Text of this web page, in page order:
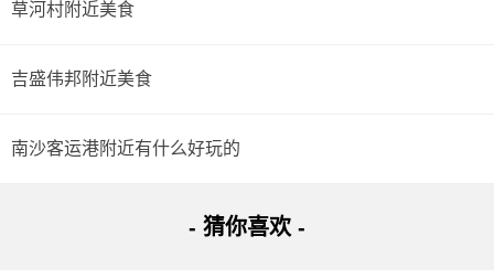
草河村附近美食
吉盛伟邦附近美食
南沙客运港附近有什么好玩的
- 猜你喜欢 -